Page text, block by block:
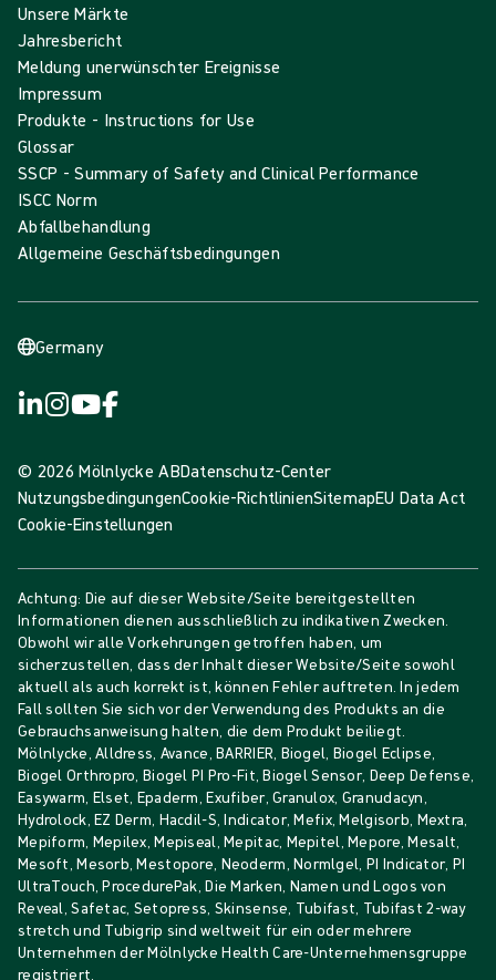
Unsere Märkte
Jahresbericht
Meldung unerwünschter Ereignisse
Impressum
Produkte - Instructions for Use
Glossar
SSCP - Summary of Safety and Clinical Performance
ISCC Norm
Abfallbehandlung
Allgemeine Geschäftsbedingungen
Germany
© 2026 Mölnlycke ABDatenschutz-Center
NutzungsbedingungenCookie-RichtlinienSitemapEU Data Act
Cookie-Einstellungen
Achtung: Die auf dieser Website/Seite bereitgestellten
Informationen dienen ausschließlich zu indikativen Zwecken.
Obwohl wir alle Vorkehrungen getroffen haben, um
sicherzustellen, dass der Inhalt dieser Website/Seite sowohl
aktuell als auch korrekt ist, können Fehler auftreten. In jedem
Fall sollten Sie sich vor der Verwendung des Produkts an die
Gebrauchsanweisung halten, die dem Produkt beiliegt.
Mölnlycke, Alldress, Avance, BARRIER, Biogel, Biogel Eclipse,
Biogel Orthropro, Biogel PI Pro-Fit, Biogel Sensor, Deep Defense,
Easywarm, Elset, Epaderm, Exufiber, Granulox, Granudacyn,
Hydrolock, EZ Derm, Hacdil-S, Indicator, Mefix, Melgisorb, Mextra,
Mepiform, Mepilex, Mepiseal, Mepitac, Mepitel, Mepore, Mesalt,
Mesoft, Mesorb, Mestopore, Neoderm, Normlgel, PI Indicator, PI
UltraTouch, ProcedurePak, Die Marken, Namen und Logos von
Reveal, Safetac, Setopress, Skinsense, Tubifast, Tubifast 2-way
stretch und Tubigrip sind weltweit für ein oder mehrere
Unternehmen der Mölnlycke Health Care-Unternehmensgruppe
registriert.